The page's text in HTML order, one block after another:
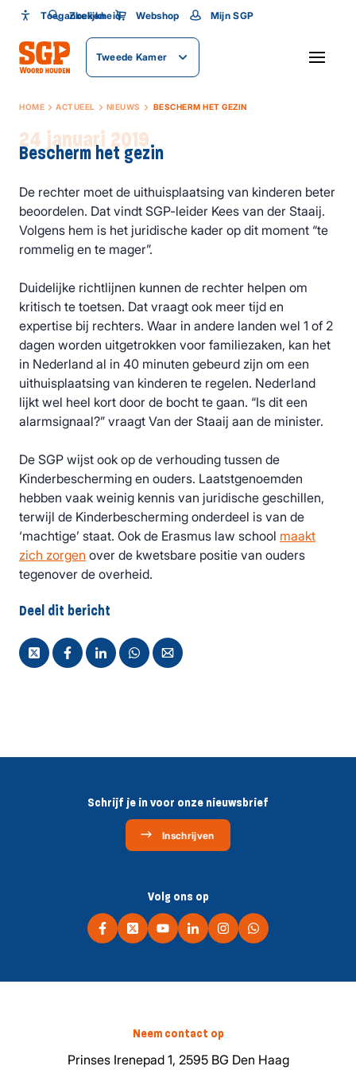
Toegankelijkheid
Toegankelijkheid
Lettergrootte
Zoeken Webshop Mijn SGP
Tweede Kamer
HOME ACTUEEL NIEUWS BESCHERM HET GEZIN
24 januari 2019
Bescherm het gezin
De rechter moet de uithuisplaatsing van kinderen beter
beoordelen. Dat vindt SGP-leider Kees van der Staaij.
Volgens hem is het juridische kader op dit moment “te
rommelig en te mager”.
Duidelijke richtlijnen kunnen de rechter helpen om
kritisch te toetsen. Dat vraagt ook meer tijd en
expertise bij rechters. Waar in andere landen wel 1 of 2
dagen worden uitgetrokken voor familiezaken, kan het
in Nederland al in 40 minuten gebeurd zijn om een
uithuisplaatsing van kinderen te regelen. Nederland
lijkt wel heel kort door de bocht te gaan. “Is dit een
alarmsignaal?” vraagt Van der Staaij aan de minister.
De SGP wijst ook op de verhouding tussen de
Kinderbescherming en ouders. Laatstgenoemden
hebben vaak weinig kennis van juridische geschillen,
terwijl de Kinderbescherming onderdeel is van de
‘machtige’ staat. Ook de Erasmus law school maakt
zich zorgen over de kwetsbare positie van ouders
tegenover de overheid.
Deel dit bericht
Schrijf je in voor onze nieuwsbrief
Inschrijven
Volg ons op
Neem contact op
Prinses Irenepad 1, 2595 BG Den Haag